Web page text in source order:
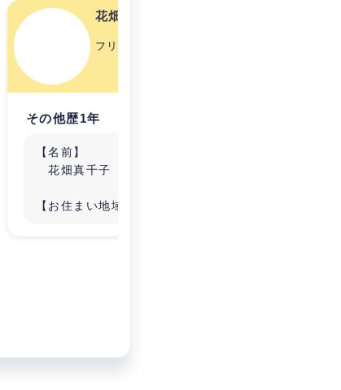
花畑真千子
フリーランス歴0年
その他歴1年
【名前】
花畑真千子
【お住まい地域】